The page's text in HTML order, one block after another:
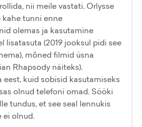
nii meile vastati. Orlysse
kahe tunni enne
olemas ja kasutamine
lisatasuta (2019 jooksul pidi see
mõned filmid üsna
Rhapsody näiteks).
eest, kuid sobisid kasutamiseks
olnud telefoni omad. Sööki
tundus, et see seal lennukis
ei olnud.